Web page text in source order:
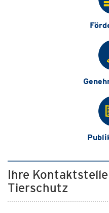
Ihre
Tierschutz